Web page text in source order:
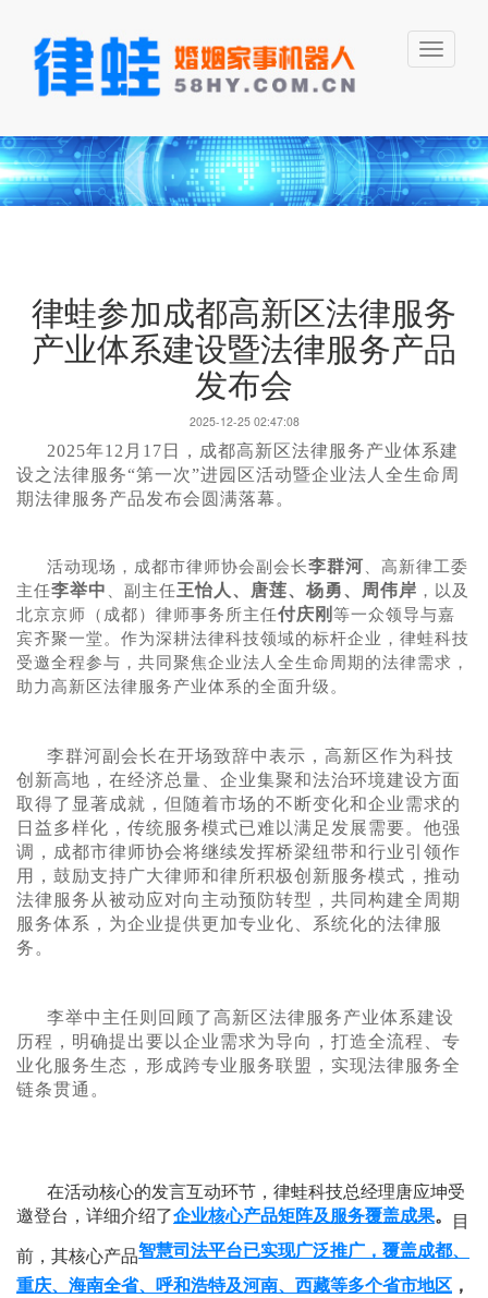
Toggle
律蛙参加成都高新区法律服务
产业体系建设暨法律服务产品
发布会
2025-12-25 02:47:08
2025年12月17日，成都高新区法律服务产业体系建
设之法律服务“第一次”进园区活动暨企业法人全生命周
期法律服务产品发布会圆满落幕。
活动现场，成都市律师协会副会长李群河 、高新律工委
主任李举中 、副主任王怡人、唐莲、杨勇、周伟岸 ，以及
北京京师（成都）律师事务所主任付庆刚 等一众领导与嘉
宾齐聚一堂。作为深耕法律科技领域的标杆企业，律蛙科技
受邀全程参与，共同聚焦企业法人全生命周期的法律需求，
助力高新区法律服务产业体系的全面升级。
李群河副会长在开场致辞中表示，高新区作为科技
创新高地，在经济总量、企业集聚和法治环境建设方面
取得了显著成就，但随着市场的不断变化和企业需求的
日益多样化，传统服务模式已难以满足发展需要。他强
调，成都市律师协会将继续发挥桥梁纽带和行业引领作
用，鼓励支持广大律师和律所积极创新服务模式，推动
法律服务从被动应对向主动预防转型，共同构建全周期
服务体系，为企业提供更加专业化、系统化的法律服
务。
李举中主任则回顾了高新区法律服务产业体系建设
历程，明确提出要以企业需求为导向，打造全流程、专
业化服务生态，形成跨专业服务联盟，实现法律服务全
链条贯通。
在活动核心的发言互动环节，律蛙科技总经理唐应坤受
邀登台，详细介绍了企业核心产品矩阵及服务覆盖成果。
目
前，其核心产品智慧司法平台已实现广泛推广，覆盖成都、
重庆、海南全省、呼和浩特及河南、西藏等多个省市地区 ，